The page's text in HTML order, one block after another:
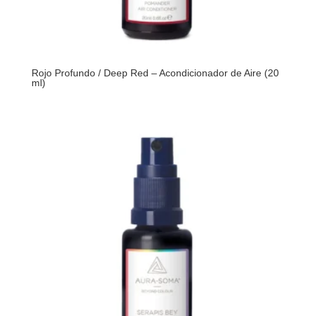
Rojo Profundo / Deep Red – Acondicionador de Aire (20
ml)